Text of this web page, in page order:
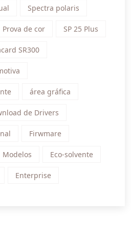
Spectra polaris
Prova de cor SP 25 Plus
SR300
área gráfica
de Drivers
Firwmare
Modelos Eco-solvente
Enterprise